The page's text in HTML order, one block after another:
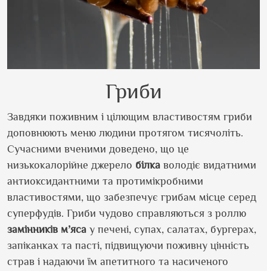
Гриби
Завдяки поживним і цілющим властивостям гриби
доповнюють меню людини протягом тисячоліть.
Сучасними вченими доведено, що це
низькокалорійне джерело білка володіє видатними
антиоксидантними та протимікробними
властивостями, що забезпечує грибам місце серед
суперфудів. Гриби чудово справляються з роллю
замінників м’яса у печені, супах, салатах, бургерах,
запіканках та пасті, підвищуючи поживну цінність
страв і надаючи їм апетитного та насиченого